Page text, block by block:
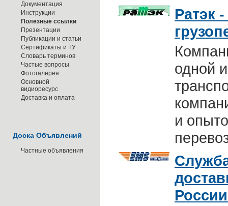
Документация
Инструкции
Полезные ссылки
Презентации
Публикации и статьи
Сертификаты и ТУ
Словарь терминов
Частые вопросы
Фотогалерея
Основной
видиоресурс
Доставка и оплата
Доска Объявлений
Частные объявления
Ратэк
одной
и